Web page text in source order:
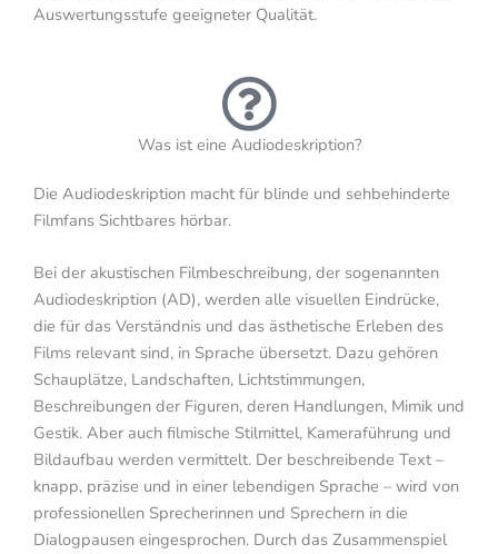
Auswertungsstufe geeigneter Qualität.
Was ist eine Audiodeskription?
Die Audiodeskription macht für blinde und sehbehinderte
Filmfans Sichtbares hörbar.
Bei der akustischen Filmbeschreibung, der sogenannten
Audiodeskription (AD), werden alle visuellen Eindrücke,
die für das Verständnis und das ästhetische Erleben des
Films relevant sind, in Sprache übersetzt. Dazu gehören
Schauplätze, Landschaften, Lichtstimmungen,
Beschreibungen der Figuren, deren Handlungen, Mimik und
Gestik. Aber auch filmische Stilmittel, Kameraführung und
Bildaufbau werden vermittelt. Der beschreibende Text –
knapp, präzise und in einer lebendigen Sprache – wird von
professionellen Sprecherinnen und Sprechern in die
Dialogpausen eingesprochen. Durch das Zusammenspiel